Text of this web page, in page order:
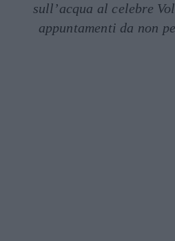
sull’acqua al celebre
appuntamenti da non